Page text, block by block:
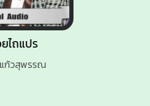
ไถแปร
ก้วสุพรรณ